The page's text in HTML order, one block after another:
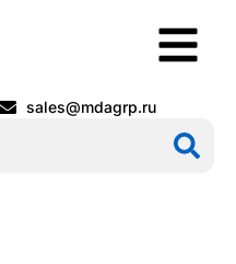
sales@mdagrp.ru